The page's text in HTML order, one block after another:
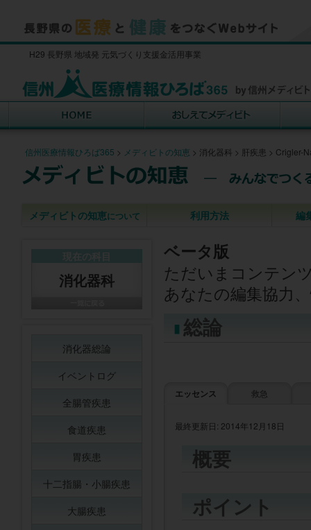
H29 長野県 地域発 元気づくり支援金活用事業
信州医療情報ひろば365 > メディビトの知恵 > 消化器科 > 肝疾患 > Crigler-
メディビトの知恵について 利用方法 編
ベータ版
ただいまコンテン
あなたの編集協力
総論
エッセンス 救急
最終更新日: 2014年12月18日
概要
ポイント
消化器科
消化器総論
イベントログ
全腸管疾患
食道疾患
胃疾患
十二指腸・小腸疾患
大腸疾患